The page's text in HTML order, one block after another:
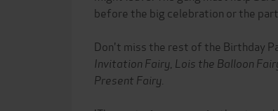
before the big celebration or the
Don't miss the rest of the Birthday
Invitation Fairy Lois the Balloon
Present Fairy